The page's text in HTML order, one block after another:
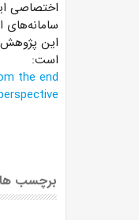
اختصاصی
سامانه‌های
این پژوهش
است:
the end
برچسب ها